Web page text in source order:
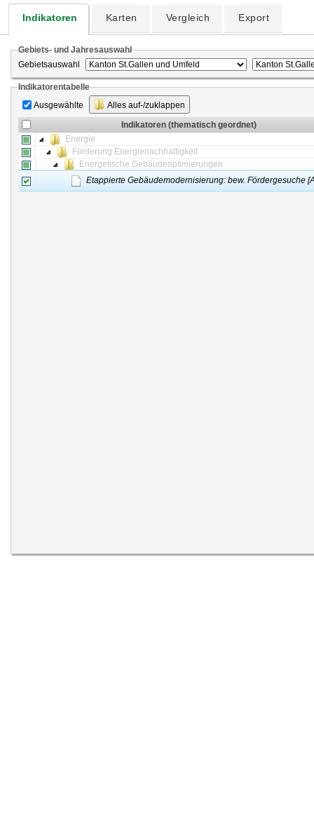
Indikatoren Karten Vergleich Export
Gebiets- und Jahresauswahl
Gebietsauswahl
Indikatorentabelle
Ausgewählte
Alles auf-/zuklappen
Indikatoren (thematisch geordnet)
Energie
Förderung Energienachhaltigkeit
Energetische Gebäudeoptimierungen
Etappierte Gebäudemodernisierung: bew. Fördergesuche